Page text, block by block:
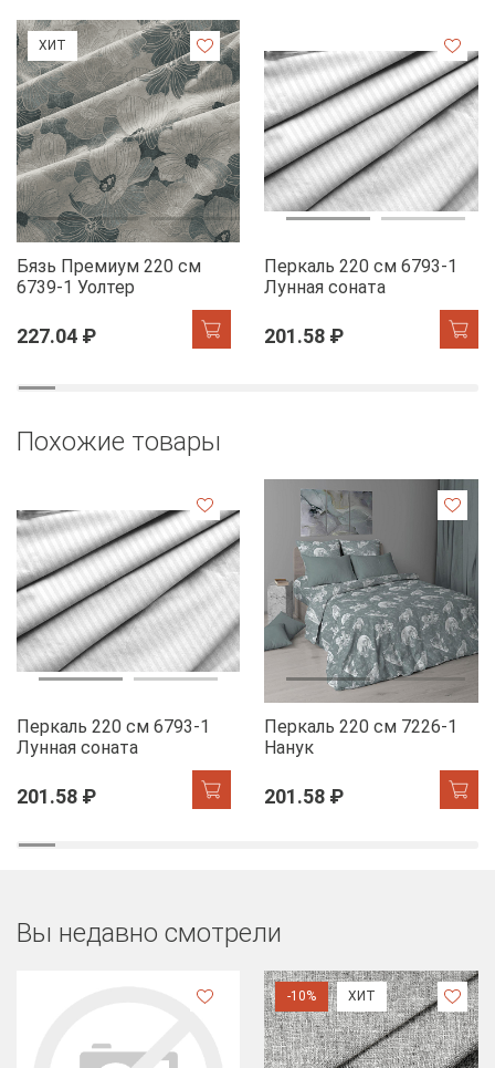
ХИТ
Бязь Премиум 220 см
6739-1 Уолтер
227.04 ₽
Перкаль 220 см 6793-1
Лунная соната
201.58 ₽
Похожие товары
Перкаль 220 см 6793-1
Лунная соната
201.58 ₽
Перкаль 220 см 7226-1
Нанук
201.58 ₽
Вы недавно смотрели
-10% ХИТ